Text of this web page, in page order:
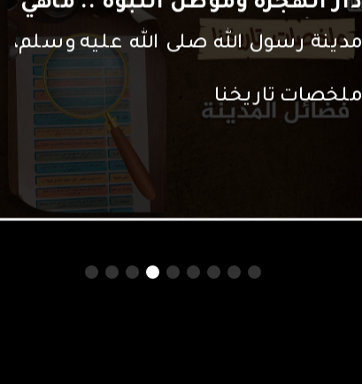
بهم آيات من القرآن الكريم؟
أخبر الله تعالى نبيه صلى الله عليه وسلم
أنه يوجد حوله ، من أهل المدينة وما حولها ،
منافقون لا يعلمهم، وقد أطلع الله نبيه
على بعض المنافقين بأعيانهم، وأخبر
صلى الله عليه وسلم بذلك حذيفة بن
اليمان رضي الله عنه، وأطلع الله نبيه على
مختصر السيرة النبوية – ابن هشام […]
ملخصات تاريخنا